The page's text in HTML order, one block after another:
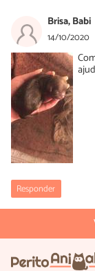
Brisa, Babi
14/10/2020
Responder